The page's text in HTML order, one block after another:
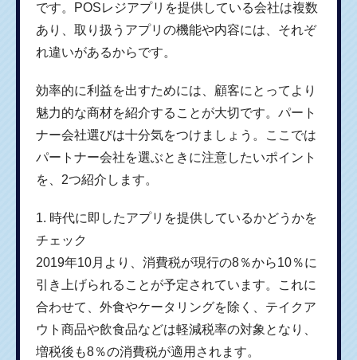
です。POSレジアプリを提供している会社は複数
あり、取り扱うアプリの機能や内容には、それぞ
れ違いがあるからです。
効率的に利益を出すためには、顧客にとってより
魅力的な商材を紹介することが大切です。パート
ナー会社選びは十分気をつけましょう。ここでは
パートナー会社を選ぶときに注意したいポイント
を、2つ紹介します。
1. 時代に即したアプリを提供しているかどうかを
チェック
2019年10月より、消費税が現行の8％から10％に
引き上げられることが予定されています。これに
合わせて、外食やケータリングを除く、テイクア
ウト商品や飲食品などは軽減税率の対象となり、
増税後も8％の消費税が適用されます。